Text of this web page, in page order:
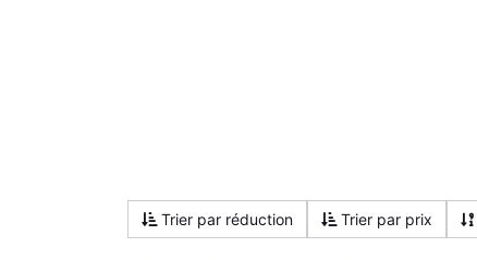
Trier par réduction Trier par prix